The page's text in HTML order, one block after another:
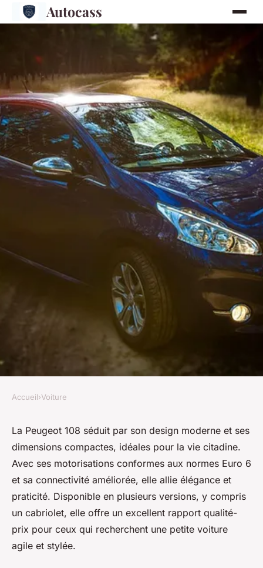
Autocass
Peugeot 108 : l'élégance
urbaine à petit prix !
Valentin•10 juillet 2025•8 min de lecture
Accueil›Voiture
La Peugeot 108 séduit par son design moderne et ses
dimensions compactes, idéales pour la vie citadine.
Avec ses motorisations conformes aux normes Euro 6
et sa connectivité améliorée, elle allie élégance et
praticité. Disponible en plusieurs versions, y compris
un cabriolet, elle offre un excellent rapport qualité-
prix pour ceux qui recherchent une petite voiture
agile et stylée.